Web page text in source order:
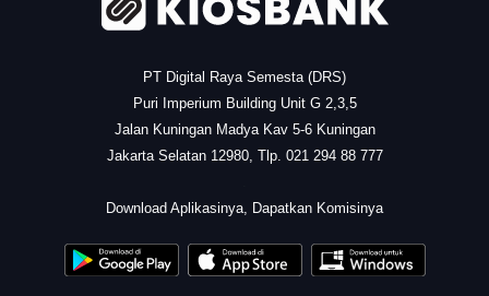
PT Digital Raya Semesta (DRS)
Puri Imperium Building Unit G 2,3,5
Jalan Kuningan Madya Kav 5-6 Kuningan
Jakarta Selatan 12980, Tlp. 021 294 88 777
Download Aplikasinya, Dapatkan Komisinya